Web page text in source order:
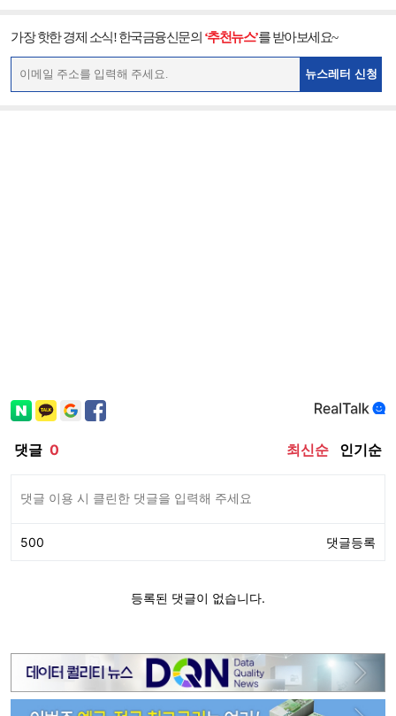
가장 핫한 경제 소식! 한국금융신문의 ‘추천뉴스’를 받아보세요~
뉴스레터 신청